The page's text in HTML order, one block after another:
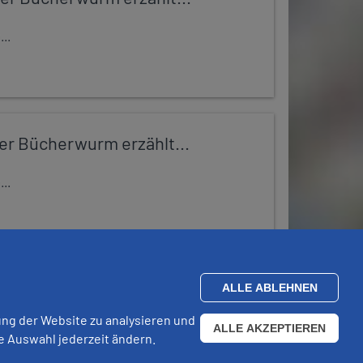
Bücherwurm erzählt...
der Website zu analysieren und
jederzeit ändern.
ALLE ABLEHNEN
ALLE AKZEPTIEREN